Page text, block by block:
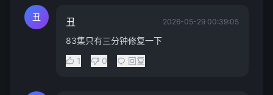
丑 丑 2026-05-29 00:39:05
83集只有三分钟修复一下
1
0 回复